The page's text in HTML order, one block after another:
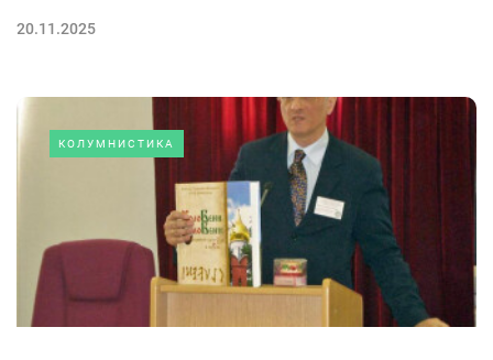
20.11.2025
КОЛУМНИСТИКА